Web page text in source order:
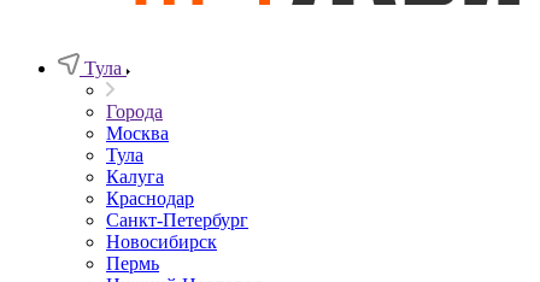
Тула
Города
Москва
Тула
Калуга
Краснодар
Санкт-Петербург
Новосибирск
Пермь